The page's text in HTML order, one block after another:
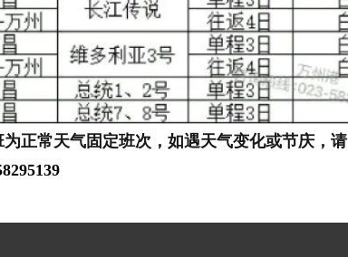
正常天气固定班次，如遇天气变化或节庆，